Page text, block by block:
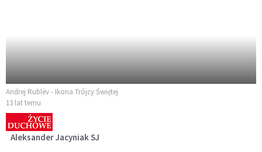
Andrej Rublëv - Ikona Trójcy Świętej
13 lat temu
Aleksander Jacyniak SJ